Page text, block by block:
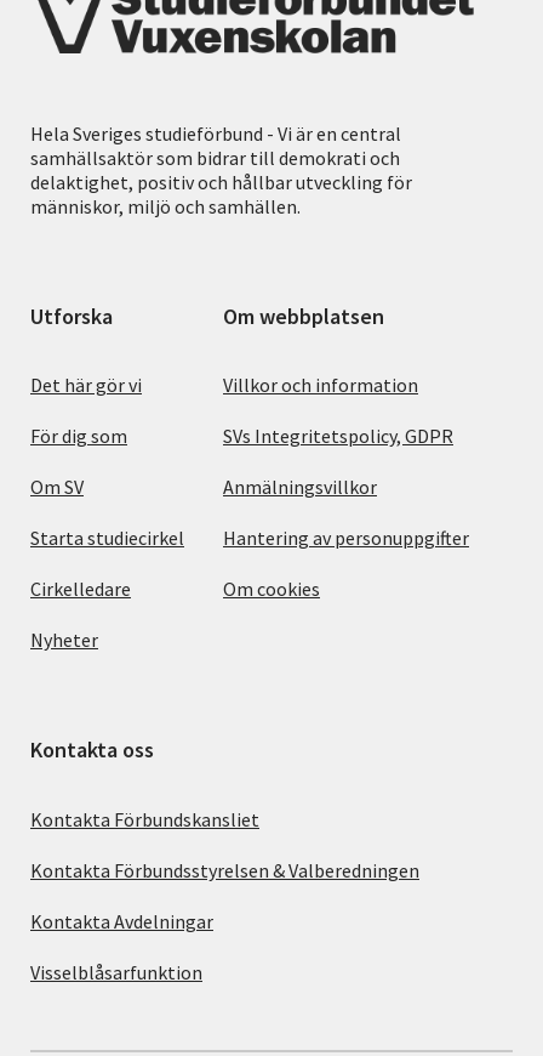
Hela Sveriges studieförbund - Vi är en central
samhällsaktör som bidrar till demokrati och
delaktighet, positiv och hållbar utveckling för
människor, miljö och samhällen.
Utforska
Det här gör vi
För dig som
Om SV
Starta studiecirkel
Cirkelledare
Nyheter
Om webbplatsen
Villkor och information
SVs Integritetspolicy, GDPR
Anmälningsvillkor
Hantering av personuppgifter
Om cookies
Kontakta oss
Kontakta Förbundskansliet
Kontakta Förbundsstyrelsen & Valberedningen
Kontakta Avdelningar
Visselblåsarfunktion